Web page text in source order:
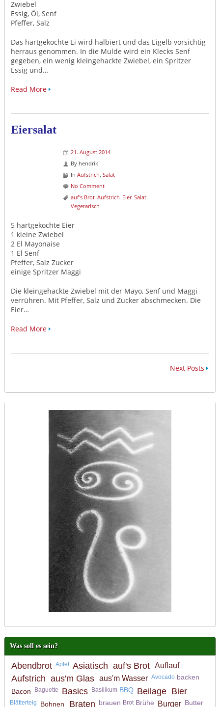
Zwiebel
Essig, Öl, Senf
Pfeffer, Salz
Das hartgekochte Ei wird halbiert und das Eigelb vorsichtig
herraus genommen. In die Mulde wird ein Klecks Senf
gegeben, ein wenig kleingehackte Zwiebel, ein Spritzer
Essig und…
Read More
Eiersalat
21. August 2014
By hendrik
In Aufstrich, Salat
No Comment
auf's Brot Aufstrich Eier Salat
Vegetarisch
5 hartgekochte Eier
1 kleine Zwiebel
2 El Mayonaise
1 El Senf
Pfeffer, Salz Zucker
einige Spritzer Maggi
Die kleingehackte Zwiebel mit der Mayo, Senf und Maggi
verrühren. Mit Pfeffer, Salz und Zucker abschmecken. Die
Eier…
Read More
Next Posts
Was soll es sein?
Abendbrot Apfel Asiatisch auf's Brot Auflauf
Aufstrich aus'm Glas aus'm Wasser Avocado backen
Bacon
Baguette Basics Basilikum BBQ Beilage Bier
Blätterteig Bohnen Braten brauen Brot Brühe Burger Butter